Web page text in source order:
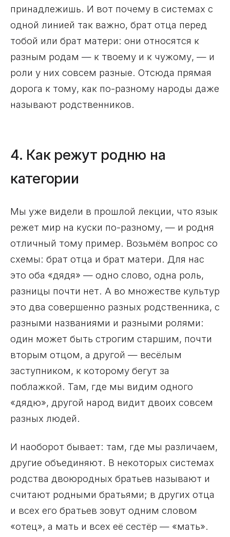
принадлежишь. И вот почему в системах с
одной линией так важно, брат отца перед
тобой или брат матери: они относятся к
разным родам — к твоему и к чужому, — и
роли у них совсем разные. Отсюда прямая
дорога к тому, как по-разному народы даже
называют родственников.
4. Как режут родню на
категории
Мы уже видели в прошлой лекции, что язык
режет мир на куски по-разному, — и родня
отличный тому пример. Возьмём вопрос со
схемы: брат отца и брат матери. Для нас
это оба «дядя» — одно слово, одна роль,
разницы почти нет. А во множестве культур
это два совершенно разных родственника, с
разными названиями и разными ролями:
один может быть строгим старшим, почти
вторым отцом, а другой — весёлым
заступником, к которому бегут за
поблажкой. Там, где мы видим одного
«дядю», другой народ видит двоих совсем
разных людей.
И наоборот бывает: там, где мы различаем,
другие объединяют. В некоторых системах
родства двоюродных братьев называют и
считают родными братьями; в других отца
и всех его братьев зовут одним словом
«отец», а мать и всех её сестёр — «мать».